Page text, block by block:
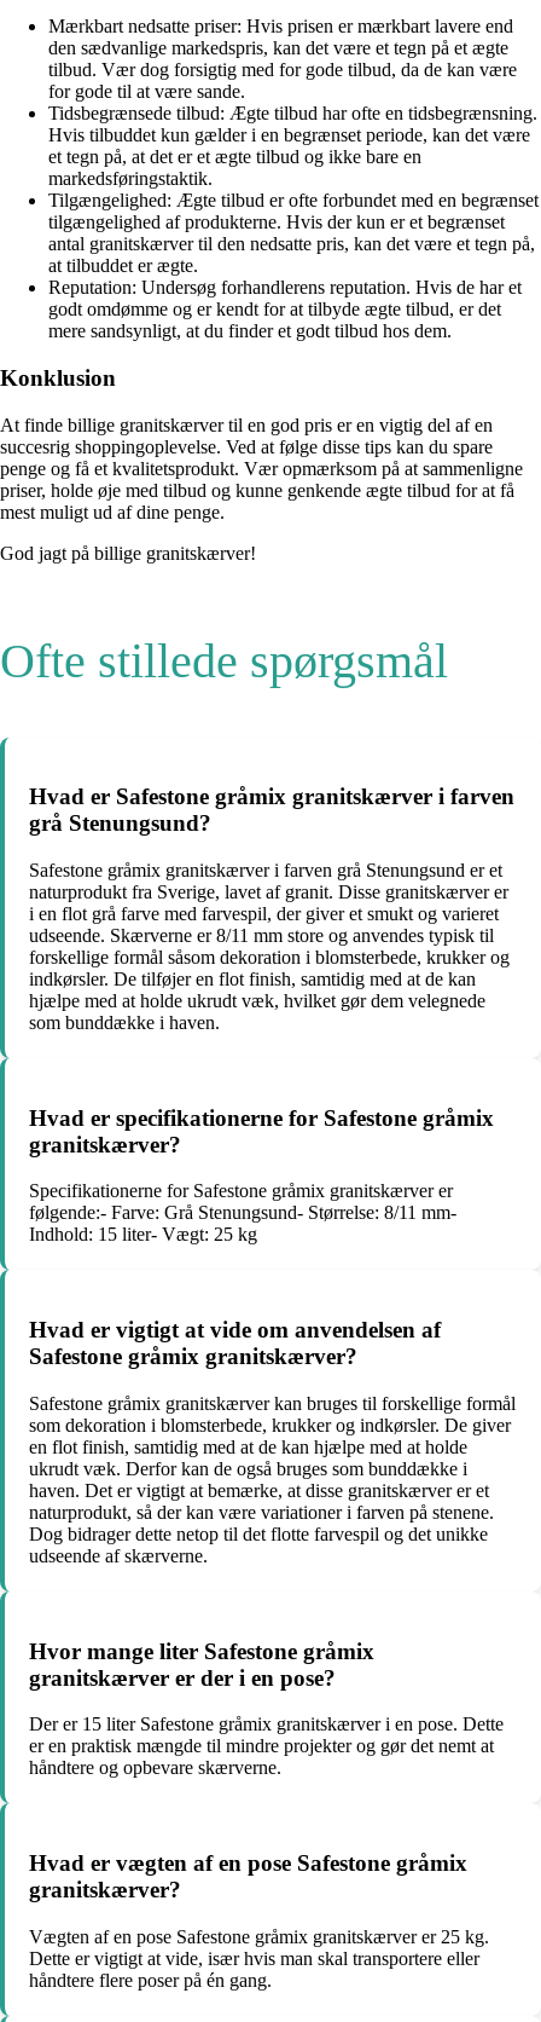
Mærkbart nedsatte priser: Hvis prisen er mærkbart lavere end
den sædvanlige markedspris, kan det være et tegn på et ægte
tilbud. Vær dog forsigtig med for gode tilbud, da de kan være
for gode til at være sande.
Tidsbegrænsede tilbud: Ægte tilbud har ofte en tidsbegrænsning.
Hvis tilbuddet kun gælder i en begrænset periode, kan det være
et tegn på, at det er et ægte tilbud og ikke bare en
markedsføringstaktik.
Tilgængelighed: Ægte tilbud er ofte forbundet med en begrænset
tilgængelighed af produkterne. Hvis der kun er et begrænset
antal granitskærver til den nedsatte pris, kan det være et tegn på,
at tilbuddet er ægte.
Reputation: Undersøg forhandlerens reputation. Hvis de har et
godt omdømme og er kendt for at tilbyde ægte tilbud, er det
mere sandsynligt, at du finder et godt tilbud hos dem.
Konklusion
At finde billige granitskærver til en god pris er en vigtig del af en
succesrig shoppingoplevelse. Ved at følge disse tips kan du spare
penge og få et kvalitetsprodukt. Vær opmærksom på at sammenligne
priser, holde øje med tilbud og kunne genkende ægte tilbud for at få
mest muligt ud af dine penge.
God jagt på billige granitskærver!
Ofte stillede spørgsmål
Hvad er Safestone gråmix granitskærver i farven
grå Stenungsund?
Safestone gråmix granitskærver i farven grå Stenungsund er et
naturprodukt fra Sverige, lavet af granit. Disse granitskærver er
i en flot grå farve med farvespil, der giver et smukt og varieret
udseende. Skærverne er 8/11 mm store og anvendes typisk til
forskellige formål såsom dekoration i blomsterbede, krukker og
indkørsler. De tilføjer en flot finish, samtidig med at de kan
hjælpe med at holde ukrudt væk, hvilket gør dem velegnede
som bunddække i haven.
Hvad er specifikationerne for Safestone gråmix
granitskærver?
Specifikationerne for Safestone gråmix granitskærver er
følgende:- Farve: Grå Stenungsund- Størrelse: 8/11 mm-
Indhold: 15 liter- Vægt: 25 kg
Hvad er vigtigt at vide om anvendelsen af
Safestone gråmix granitskærver?
Safestone gråmix granitskærver kan bruges til forskellige formål
som dekoration i blomsterbede, krukker og indkørsler. De giver
en flot finish, samtidig med at de kan hjælpe med at holde
ukrudt væk. Derfor kan de også bruges som bunddække i
haven. Det er vigtigt at bemærke, at disse granitskærver er et
naturprodukt, så der kan være variationer i farven på stenene.
Dog bidrager dette netop til det flotte farvespil og det unikke
udseende af skærverne.
Hvor mange liter Safestone gråmix
granitskærver er der i en pose?
Der er 15 liter Safestone gråmix granitskærver i en pose. Dette
er en praktisk mængde til mindre projekter og gør det nemt at
håndtere og opbevare skærverne.
Hvad er vægten af en pose Safestone gråmix
granitskærver?
Vægten af en pose Safestone gråmix granitskærver er 25 kg.
Dette er vigtigt at vide, især hvis man skal transportere eller
håndtere flere poser på én gang.